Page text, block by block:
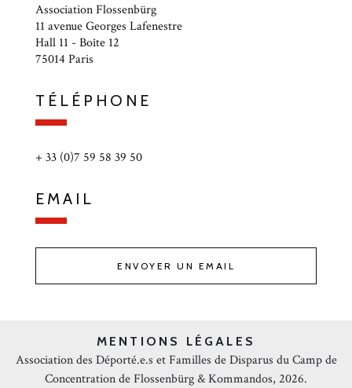
Association Flossenbürg
11 avenue Georges Lafenestre
Hall 11 - Boîte 12
75014 Paris
TÉLÉPHONE
+ 33 (0)7 59 58 39 50
EMAIL
ENVOYER UN EMAIL
MENTIONS LÉGALES
Association des Déporté.e.s et Familles de Disparus du Camp de
Concentration de Flossenbürg & Kommandos, 2026.